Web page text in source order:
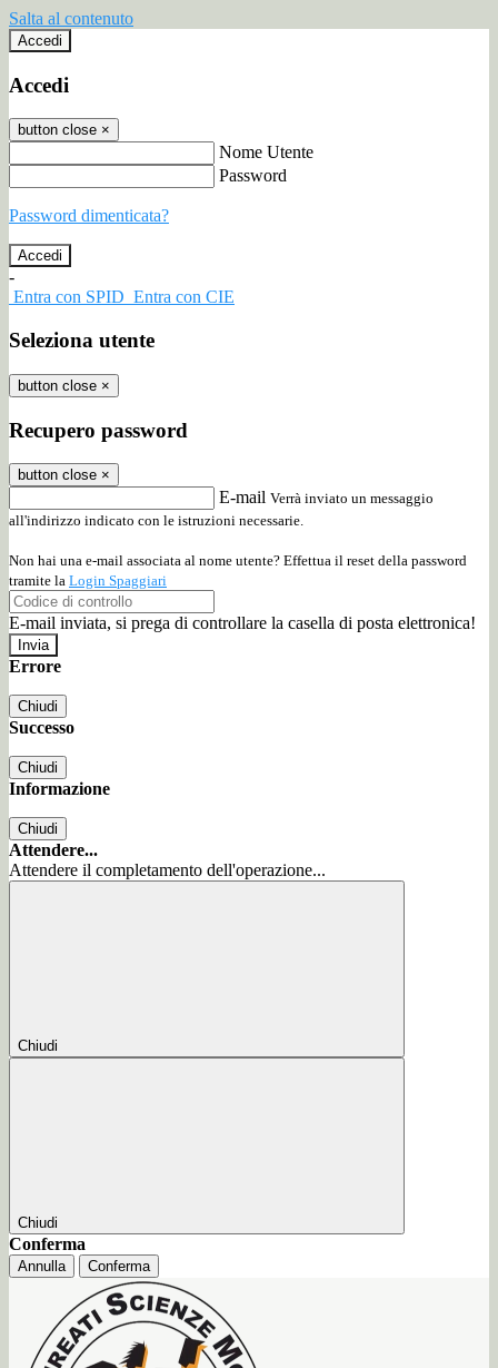
Salta al contenuto
Accedi
Accedi
button close ×
Nome Utente
Password
Password dimenticata?
-
Entra con SPID Entra con CIE
Seleziona utente
button close ×
Recupero password
button close ×
E-mail Verrà inviato un messaggio
all'indirizzo indicato con le istruzioni necessarie.
Non hai una e-mail associata al nome utente? Effettua il reset della password
tramite la Login Spaggiari
E-mail inviata, si prega di controllare la casella di posta elettronica!
Errore
Chiudi
Successo
Chiudi
Informazione
Chiudi
Attendere...
Attendere il completamento dell'operazione...
Chiudi
Chiudi
Conferma
Annulla Conferma